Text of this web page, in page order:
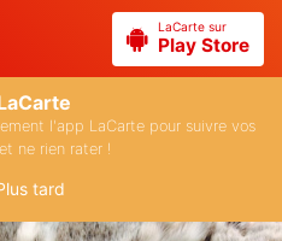
LaCarte sur
Play Store
l'app LaCarte pour suivre vos
ne rien rater !
tard